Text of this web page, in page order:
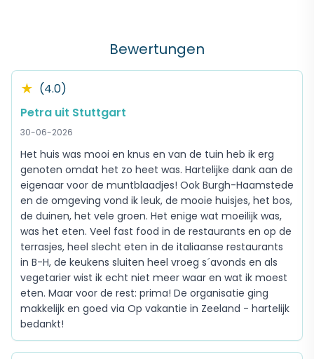
Bewertungen
★ (4.0)
Petra uit Stuttgart
30-06-2026
Het huis was mooi en knus en van de tuin heb ik erg
genoten omdat het zo heet was. Hartelijke dank aan de
eigenaar voor de muntblaadjes! Ook Burgh-Haamstede
en de omgeving vond ik leuk, de mooie huisjes, het bos,
de duinen, het vele groen. Het enige wat moeilijk was,
was het eten. Veel fast food in de restaurants en op de
terrasjes, heel slecht eten in de italiaanse restaurants
in B-H, de keukens sluiten heel vroeg s´avonds en als
vegetarier wist ik echt niet meer waar en wat ik moest
eten. Maar voor de rest: prima! De organisatie ging
makkelijk en goed via Op vakantie in Zeeland - hartelijk
bedankt!